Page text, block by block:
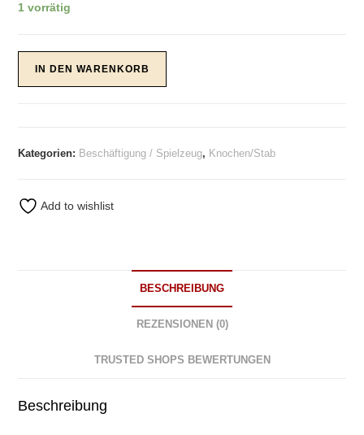
1 vorrätig
Knoten
IN DEN WARENKORB
Kategorien: Beschäftigung / Spielzeug, Knochen/Stab
Add to wishlist
BESCHREIBUNG
REZENSIONEN (0)
TRUSTED SHOPS BEWERTUNGEN
Beschreibung